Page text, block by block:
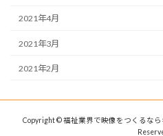
2021年4月
2021年3月
2021年2月
Copyright © 福祉業界で映像をつくるな